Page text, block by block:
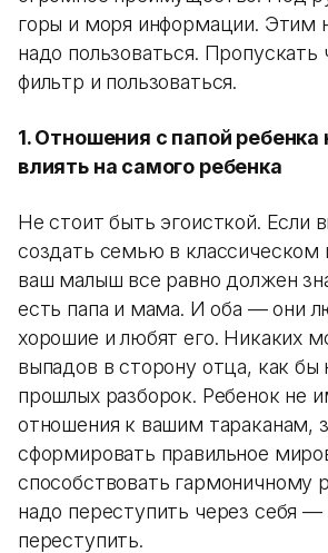
горы и моря информации. Этим
надо пользоваться. Пропускать
фильтр и пользоваться.
1. Отношения с папой
влиять на самого ребенка
Не стоит быть эгоисткой. Если
создать семью в классическом
ваш малыш все равно должен
есть папа и мама. И оба — они
хорошие и любят его. Никаких
выпадов в сторону отца, как бы
прошлых разборок. Ребенок не
отношения к вашим тараканам,
сформировать правильное
способствовать гармоничному
надо переступить через себя —
переступить.